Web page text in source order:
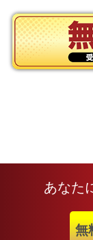
あなた
無